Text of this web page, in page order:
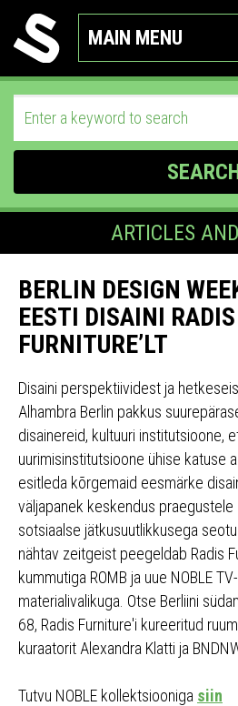
MAIN MENU
ARTICLES
BERLIN DESIGN
EESTI DISAINI RADIS
FURNITURE’LT
Disaini perspektiividest ja
Alhambra Berlin pakkus
disainereid, kultuuri institutsioone,
uurimisinstitutsioone ühise katuse
esitleda kõrgemaid eesmärke
väljapanek keskendus praegustele
sotsiaalse jätkusuutlikkusega
nähtav zeitgeist peegeldab Radis
kummutiga ROMB ja uue NOBLE
materialivalikuga. Otse Berliini
68, Radis Furniture'i kureeritud
kuraatorit Alexandra Klatti ja
Tutvu NOBLE kollektsiooniga siin